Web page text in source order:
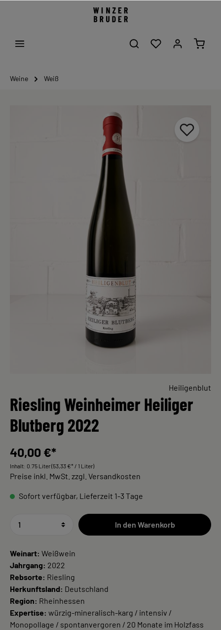
Weine Weiß
Heiligenblut
Riesling Weinheimer Heiliger
Blutberg 2022
40,00 €*
Inhalt: 0.75 Liter(53,33 €* / 1 Liter)
Preise inkl. MwSt. zzgl. Versandkosten
Sofort verfügbar, Lieferzeit 1-3 Tage
In den Warenkorb
Weinart: Weißwein
Jahrgang: 2022
Rebsorte: Riesling
Herkunftsland: Deutschland
Region: Rheinhessen
Expertise: würzig-mineralisch-karg / intensiv /
Monopollage / spontanvergoren / 20 Monate im Holzfass